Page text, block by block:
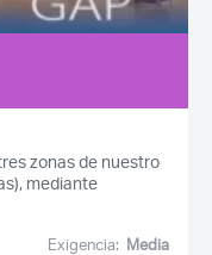
zonas de nuestro
mediante
Exigencia: Media